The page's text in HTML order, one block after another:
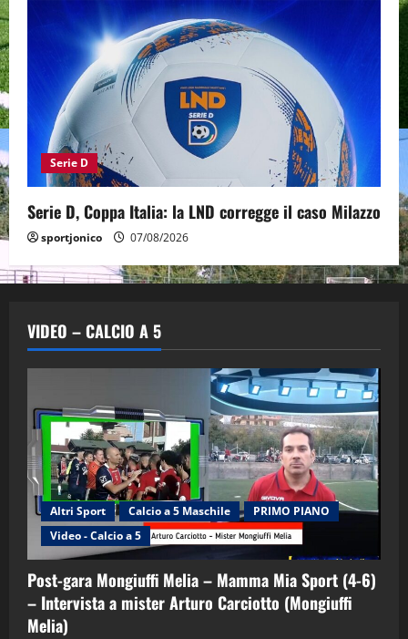
Serie D
Serie D, Coppa Italia: la LND corregge il caso Milazzo
sportjonico 07/08/2026
VIDEO – CALCIO A 5
Altri Sport Calcio a 5 Maschile
PRIMO PIANO
Video - Calcio a 5
Post-gara Mongiuffi Melia – Mamma Mia Sport (4-6)
– Intervista a mister Arturo Carciotto (Mongiuffi
Melia)